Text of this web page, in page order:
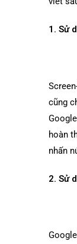
1. Sử
cũng
hoàn
nhấn
2. Sử